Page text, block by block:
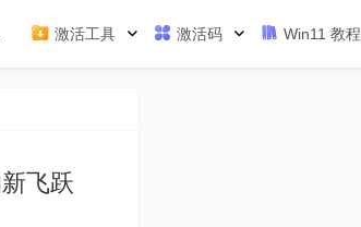
激活工具 激活码 Win11 教程
飞跃